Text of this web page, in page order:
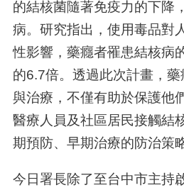
的結核菌隨著免疫力的下降
病。研究指出，使用毒品對
性影響，藥癮者罹患結核病
的6.7倍。透過此次計畫，
與治療，不僅有助於保護他
醫療人員及社區居民接觸結
期預防、早期治療的防治策略
今日署長除了至台中市主持